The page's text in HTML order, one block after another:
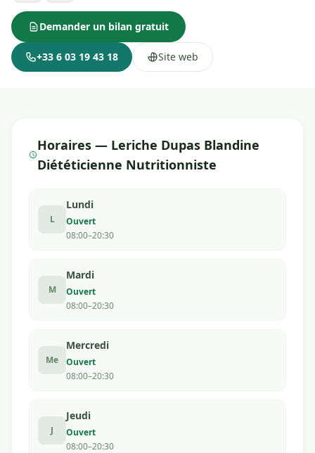
Demander un bilan gratuit
+33 6 03 19 43 18 Site web
Horaires — Leriche Dupas Blandine
Diététicienne Nutritionniste
L
Lundi
Ouvert
08:00–20:30
M
Mardi
Ouvert
08:00–20:30
Me
Mercredi
Ouvert
08:00–20:30
J
Jeudi
Ouvert
08:00–20:30